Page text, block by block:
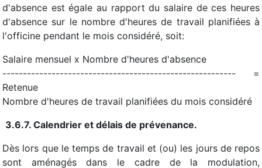
d'absence est égale au rapport du salaire de ces heures
d'absence sur le nombre d'heures de travail planifiées à
l'officine pendant le mois considéré, soit:
Salaire mensuel x Nombre d'heures d'absence
--------------------------------------------------------- =
Retenue
Nombre d'heures de travail planifiées du mois considéré
3.6.7. Calendrier et délais de prévenance.
Dès lors que le temps de travail et (ou) les jours de repos
sont aménagés dans le cadre de la modulation,